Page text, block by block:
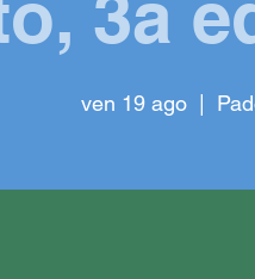
ven 19 ago